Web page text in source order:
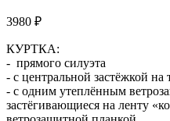
3980 ₽
КУРТКА:
- прямого силуэта
- с центральной застёжкой на
- с одним утеплённым
застёгивающиеся на ленту